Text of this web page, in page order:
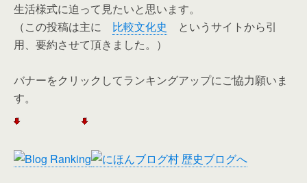
生活様式に迫って見たいと思います。
（この投稿は主に 比較文化史 というサイトから引
用、要約させて頂きました。）
バナーをクリックしてランキングアップにご協力願いま
す。